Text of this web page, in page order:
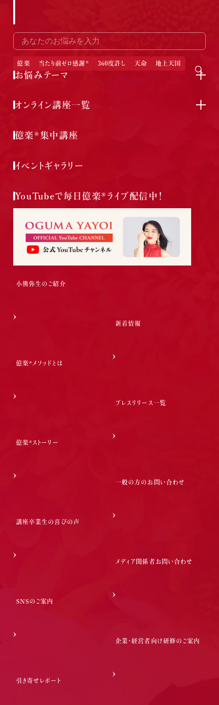
お悩みテーマ
億楽 当たり前ゼロ感謝® 360度許し 天命 地上天国
オンライン講座一覧
億楽®集中講座
イベントギャラリー
YouTubeで毎日億楽®ライブ配信中！
小熊弥生のご紹介
億楽®メソッドとは
億楽®ストーリー
講座卒業生の喜びの声
SNSのご案内
引き寄せレポート
新着情報
プレスリリース一覧
一般の方のお問い合わせ
メディア関係者お問い合わせ
企業・経営者向け研修のご案内